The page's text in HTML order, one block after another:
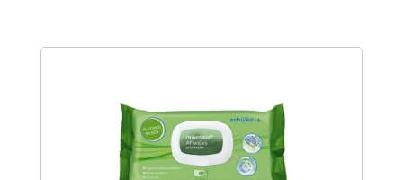
Produktgalerie überspringen